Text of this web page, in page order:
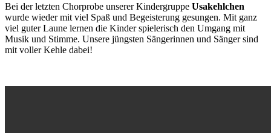
Bei der letzten Chorprobe unserer Kindergruppe Usakehlchen
wurde wieder mit viel Spaß und Begeisterung gesungen. Mit ganz
viel guter Laune lernen die Kinder spielerisch den Umgang mit
Musik und Stimme. Unsere jüngsten Sängerinnen und Sänger sind
mit voller Kehle dabei!